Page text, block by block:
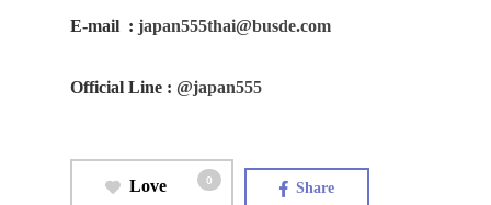
E-mail : japan555thai@busde.com
Official Line : @japan555
Love 0 Share